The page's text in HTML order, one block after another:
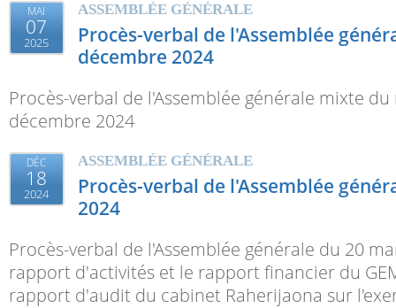
MAI
07
2025
ASSEMBLÉE GÉNÉRALE
Procès-verbal de l'Assemblée
décembre 2024
Procès-verbal de l'Assemblée générale mixte
décembre 2024
DÉC
18
2024
ASSEMBLÉE GÉNÉRALE
Procès-verbal de l'Assemblée
2024
Procès-verbal de l'Assemblée générale du 20
rapport d'activités et le rapport financier du
rapport d'audit du cabinet Raherijaona sur